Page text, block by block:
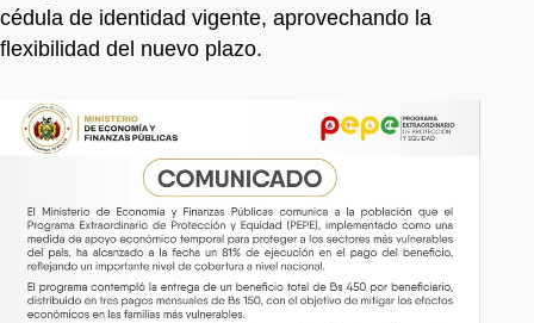
cédula de identidad vigente, aprovechando la
flexibilidad del nuevo plazo.